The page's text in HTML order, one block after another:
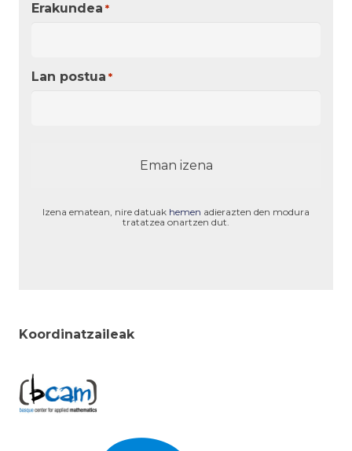
Erakundea *
Lan postua *
Izena ematean, nire datuak hemen adierazten den modura
tratatzea onartzen dut.
Koordinatzaileak